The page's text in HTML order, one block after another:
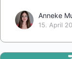
Anneke
15. April